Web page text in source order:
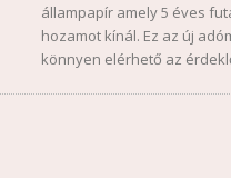
állampapír amely 5 éves
hozamot kínál. Ez az új
könnyen elérhető az